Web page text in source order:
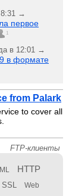
8:31 →
первое
1
в 12:01 →
в формате
from Palark
to cover all
FTP-клиенты
HTTP
SSL
Web